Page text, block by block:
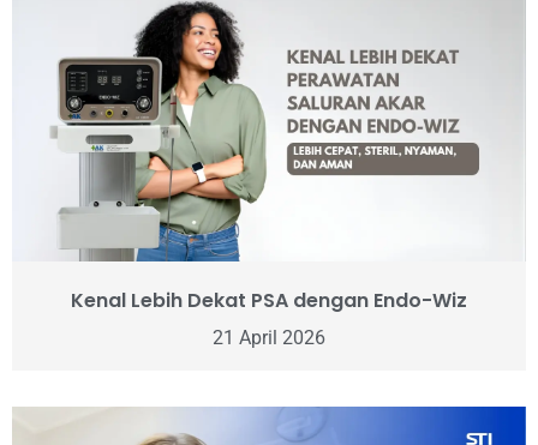
Kenal Lebih Dekat PSA dengan Endo-Wiz
21 April 2026